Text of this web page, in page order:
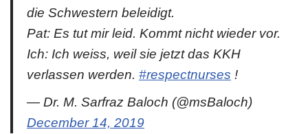
die Schwestern beleidigt.
Pat: Es tut mir leid. Kommt nicht wieder vor.
Ich: Ich weiss, weil sie jetzt das KKH
verlassen werden. #respectnurses !
— Dr. M. Sarfraz Baloch (@msBaloch)
December 14, 2019